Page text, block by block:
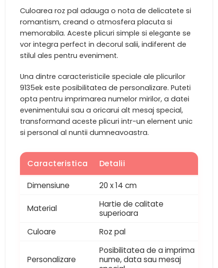
Culoarea roz pal adauga o nota de delicatete si
romantism, creand o atmosfera placuta si
memorabila. Aceste plicuri simple si elegante se
vor integra perfect in decorul salii, indiferent de
stilul ales pentru eveniment.
Una dintre caracteristicile speciale ale plicurilor
9135ek este posibilitatea de personalizare. Puteti
opta pentru imprimarea numelor mirilor, a datei
evenimentului sau a oricarui alt mesaj special,
transformand aceste plicuri intr-un element unic
si personal al nuntii dumneavoastra.
Caracteristica Detalii
Dimensiune 20 x 14 cm
Material
Hartie de calitate
superioara
Culoare
Roz pal
Personalizare
Posibilitatea de a imprima
nume, data sau mesaj